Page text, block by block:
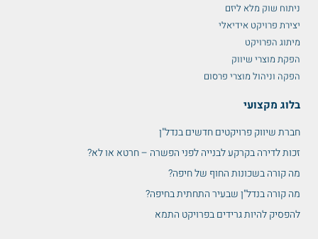
ניתוח שוק מלא ליזם
יצירת פרויקט אידיאלי
מיתוג הפרויקט
הפקת מוצרי שיווק
הפקה וניהול מוצרי פרסום
בלוג מקצועי
חברת שיווק פרויקטים חדשים בנדל"ן
זכות לדירה בקרקע לבנייה לפני הפשרה – חרטא או לא?
מה קורה בשכונות החוף של חיפה?
מה קורה בנדל"ן שבעיר התחתית בחיפה?
להפסיק להיות גרידים בפרויקט התמא